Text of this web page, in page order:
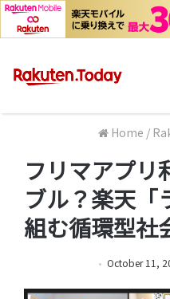
Home /
フリマアプリ
ブル？楽天「
組む循環型社
October 11,